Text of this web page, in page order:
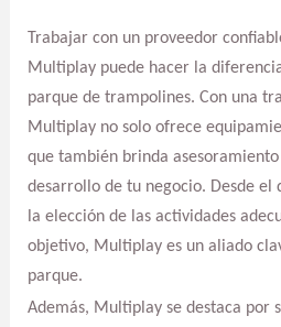
Trabajar con un proveedor
Multiplay puede hacer la
parque de trampolines. Con una
Multiplay no solo ofrece
que también brinda asesoramiento
desarrollo de tu negocio. Desde el
la elección de las actividades
objetivo, Multiplay es un aliado
parque.
Además, Multiplay se destaca por